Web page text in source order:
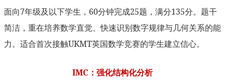
面向7年级及以下学生，60分钟完成25题，满分135分。题干
简洁，重在培养数学直觉、快速识别数字规律与几何关系的能
力。适合首次接触UKMT英国数学竞赛的学生建立信心。
IMC：强化结构化分析